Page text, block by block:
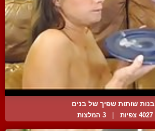
בנות שותות שפיך של בנים
4027 צפיות 3 המלצות